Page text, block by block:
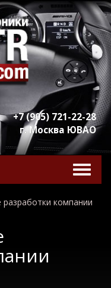
+7 (905) 721-22-28
г. Москва ЮВАО
компании